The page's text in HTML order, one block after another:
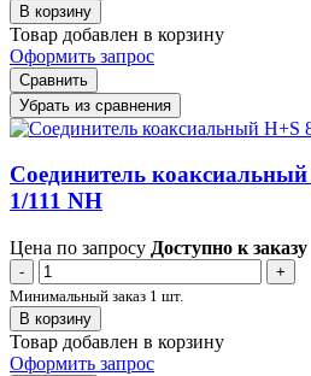
В корзину
Товар добавлен в корзину
Оформить запрос
Сравнить
Убрать из сравнения
Соединитель
1/111 NH
Цена по запросу Доступно к заказу
-
+
Минимальный заказ 1 шт.
В корзину
Товар добавлен в корзину
Оформить запрос